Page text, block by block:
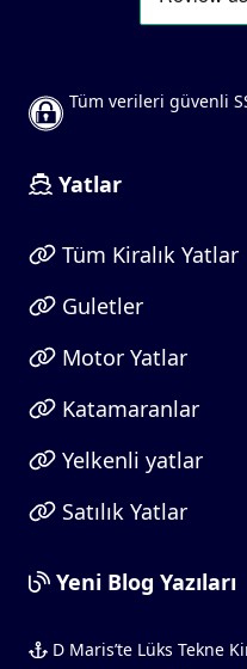
Tüm verileri güvenli
Yatlar
Tüm Kiralık Yatlar
Guletler
Motor Yatlar
Katamaranlar
Yelkenli yatlar
Satılık Yatlar
Yeni Blog Yazıları
D Maris’te Lüks Tekne